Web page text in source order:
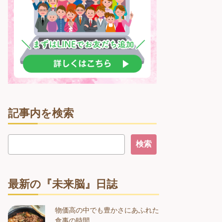
記事内を検索
最新の『未来脳』日誌
物価高の中でも豊かさにあふれた